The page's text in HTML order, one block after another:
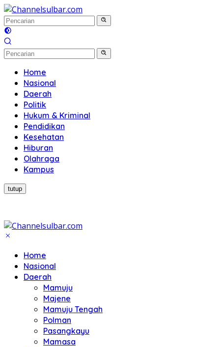
Langsung
ke
konten
Home
Nasional
Daerah
Politik
Hukum & Kriminal
Pendidikan
Kesehatan
Hiburan
Olahraga
Kampus
tutup
Home
Nasional
Daerah
Mamuju
Majene
Mamuju Tengah
Polman
Pasangkayu
Mamasa